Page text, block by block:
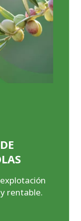
rentable.